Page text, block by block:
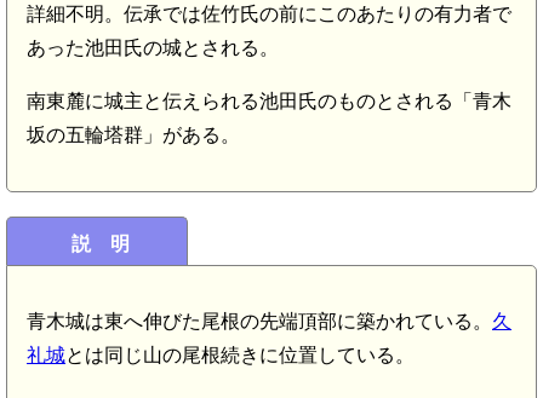
詳細不明。伝承では佐竹氏の前にこのあたりの有力者で
あった池田氏の城とされる。
南東麓に城主と伝えられる池田氏のものとされる「青木
坂の五輪塔群」がある。
説 明
青木城は東へ伸びた尾根の先端頂部に築かれている。 久
礼城とは同じ山の尾根続きに位置している。